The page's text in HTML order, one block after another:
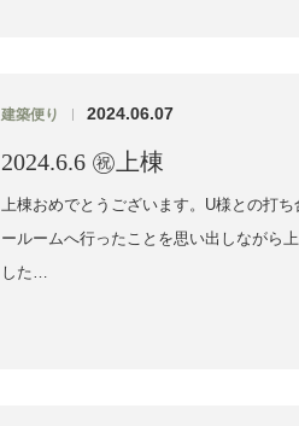
建築便り | 2024.06.07
2024.6.6 ㊗上棟
上棟おめでとうございます。U様との打ち
ールームへ行ったことを思い出しながら
した…